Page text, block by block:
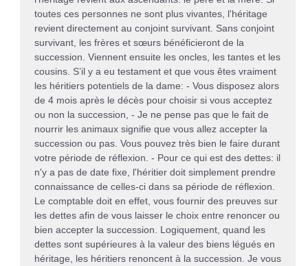
toutes ces personnes ne sont plus vivantes, l'héritage
revient directement au conjoint survivant. Sans conjoint
survivant, les frères et sœurs bénéficieront de la
succession. Viennent ensuite les oncles, les tantes et les
cousins. S’il y a eu testament et que vous êtes vraiment
les héritiers potentiels de la dame: - Vous disposez alors
de 4 mois après le décès pour choisir si vous acceptez
ou non la succession, - Je ne pense pas que le fait de
nourrir les animaux signifie que vous allez accepter la
succession ou pas. Vous pouvez très bien le faire durant
votre période de réflexion. - Pour ce qui est des dettes: il
n'y a pas de date fixe, l'héritier doit simplement prendre
connaissance de celles-ci dans sa période de réflexion.
Le comptable doit en effet, vous fournir des preuves sur
les dettes afin de vous laisser le choix entre renoncer ou
bien accepter la succession. Logiquement, quand les
dettes sont supérieures à la valeur des biens légués en
héritage, les héritiers renoncent à la succession. Je vous